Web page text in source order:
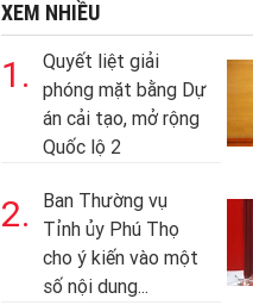
XEM NHIỀU
1.
Quyết liệt giải
phóng mặt bằng Dự
án cải tạo, mở rộng
Quốc lộ 2
2.
Ban Thường vụ
Tỉnh ủy Phú Thọ
cho ý kiến vào một
số nội dung...